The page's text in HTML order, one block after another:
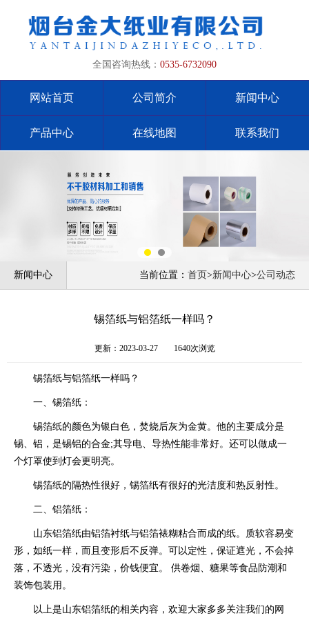
全国咨询热线： 0535-6732090
网站首页 公司简介 新闻中心
产品中心 在线地图 联系我们
新闻中心 当前位置： 首页>新闻中心>公司动态
锡箔纸与铝箔纸一样吗？
更新：2023-03-27 1640次浏览
锡箔纸与铝箔纸一样吗？
一、锡箔纸：
锡箔纸的颜色为银白色，焚烧后灰为金黄。他的主要成分是
锡、铝，是锡铝的合金;其导电、导热性能非常好。还可以做成一
个灯罩使到灯会更明亮。
锡箔纸的隔热性很好，锡箔纸有很好的光洁度和热反射性。
二、铝箔纸：
山东铝箔纸由铝箔衬纸与铝箔裱糊粘合而成的纸。质软容易变
形，如纸一样，而且变形后不反弹。可以定性，保证遮光，不会掉
落，不透光，没有污染，价钱便宜。 供卷烟、糖果等食品防潮和
装饰包装用。
以上是山东铝箔纸的相关内容，欢迎大家多多关注我们的网